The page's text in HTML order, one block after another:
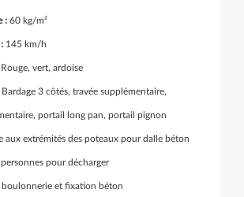
: 60 kg/m²
145 km/h
Rouge, vert, ardoise
Bardage 3 côtés, travée supplémentaire,
portail long pan, portail pignon
aux extrémités des poteaux pour dalle béton
pour décharger
boulonnerie et fixation béton